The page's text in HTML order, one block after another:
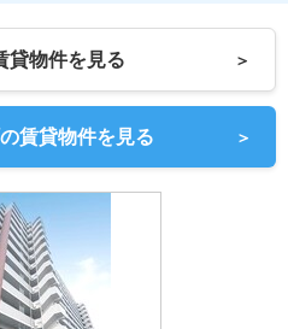
不動産会社から
TOP
貸物件を見る ＞
賃貸物件を見る ＞